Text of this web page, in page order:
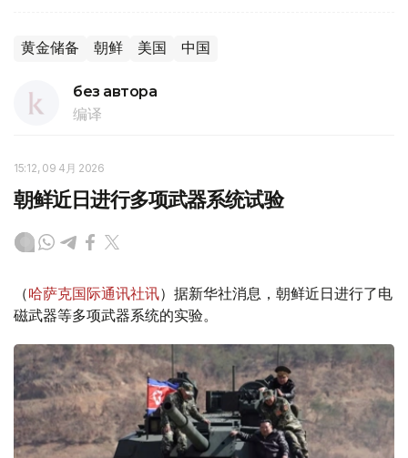
黄金储备 朝鲜 美国 中国
без автора
编译
15:12, 09 4月 2026
朝鲜近日进行多项武器系统试验
（哈萨克国际通讯社讯）据新华社消息，朝鲜近日进行了电
磁武器等多项武器系统的实验。